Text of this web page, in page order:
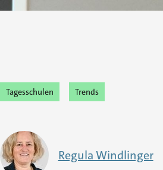
Tagesschulen Trends
Regula Windlinger